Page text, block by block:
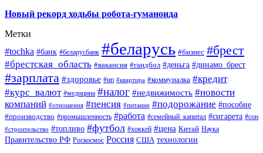
Новый рекорд ходьбы робота-гуманоида
Метки
#tochka #банк #беларусбанк #беларусь #бизнес #брест
#брестская_область #вакансия #гандбол #деньга #динамо_брест
#зарплата #здоровье #ип #квартира #коммуналка #кредит
#курс_валют #медицина #налог #недвижимость #новости
компаний #отношения #пенсия #питание #подорожание #пособие
#производство #промышленность #работа #семейный_капитал #сигарета #сон
#строительство #топливо #футбол #хоккей #цена Китай Наука
Правительство РФ Роскосмос Россия США технологии